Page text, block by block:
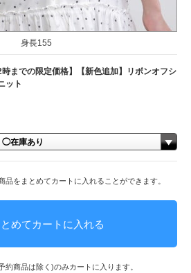
身長155
時までの限定価格】【新色追加】リボンオフシ
ット
品をまとめてカートに入れることができます。
とめてカートに入れる
約商品は除く)のみカートに入ります。